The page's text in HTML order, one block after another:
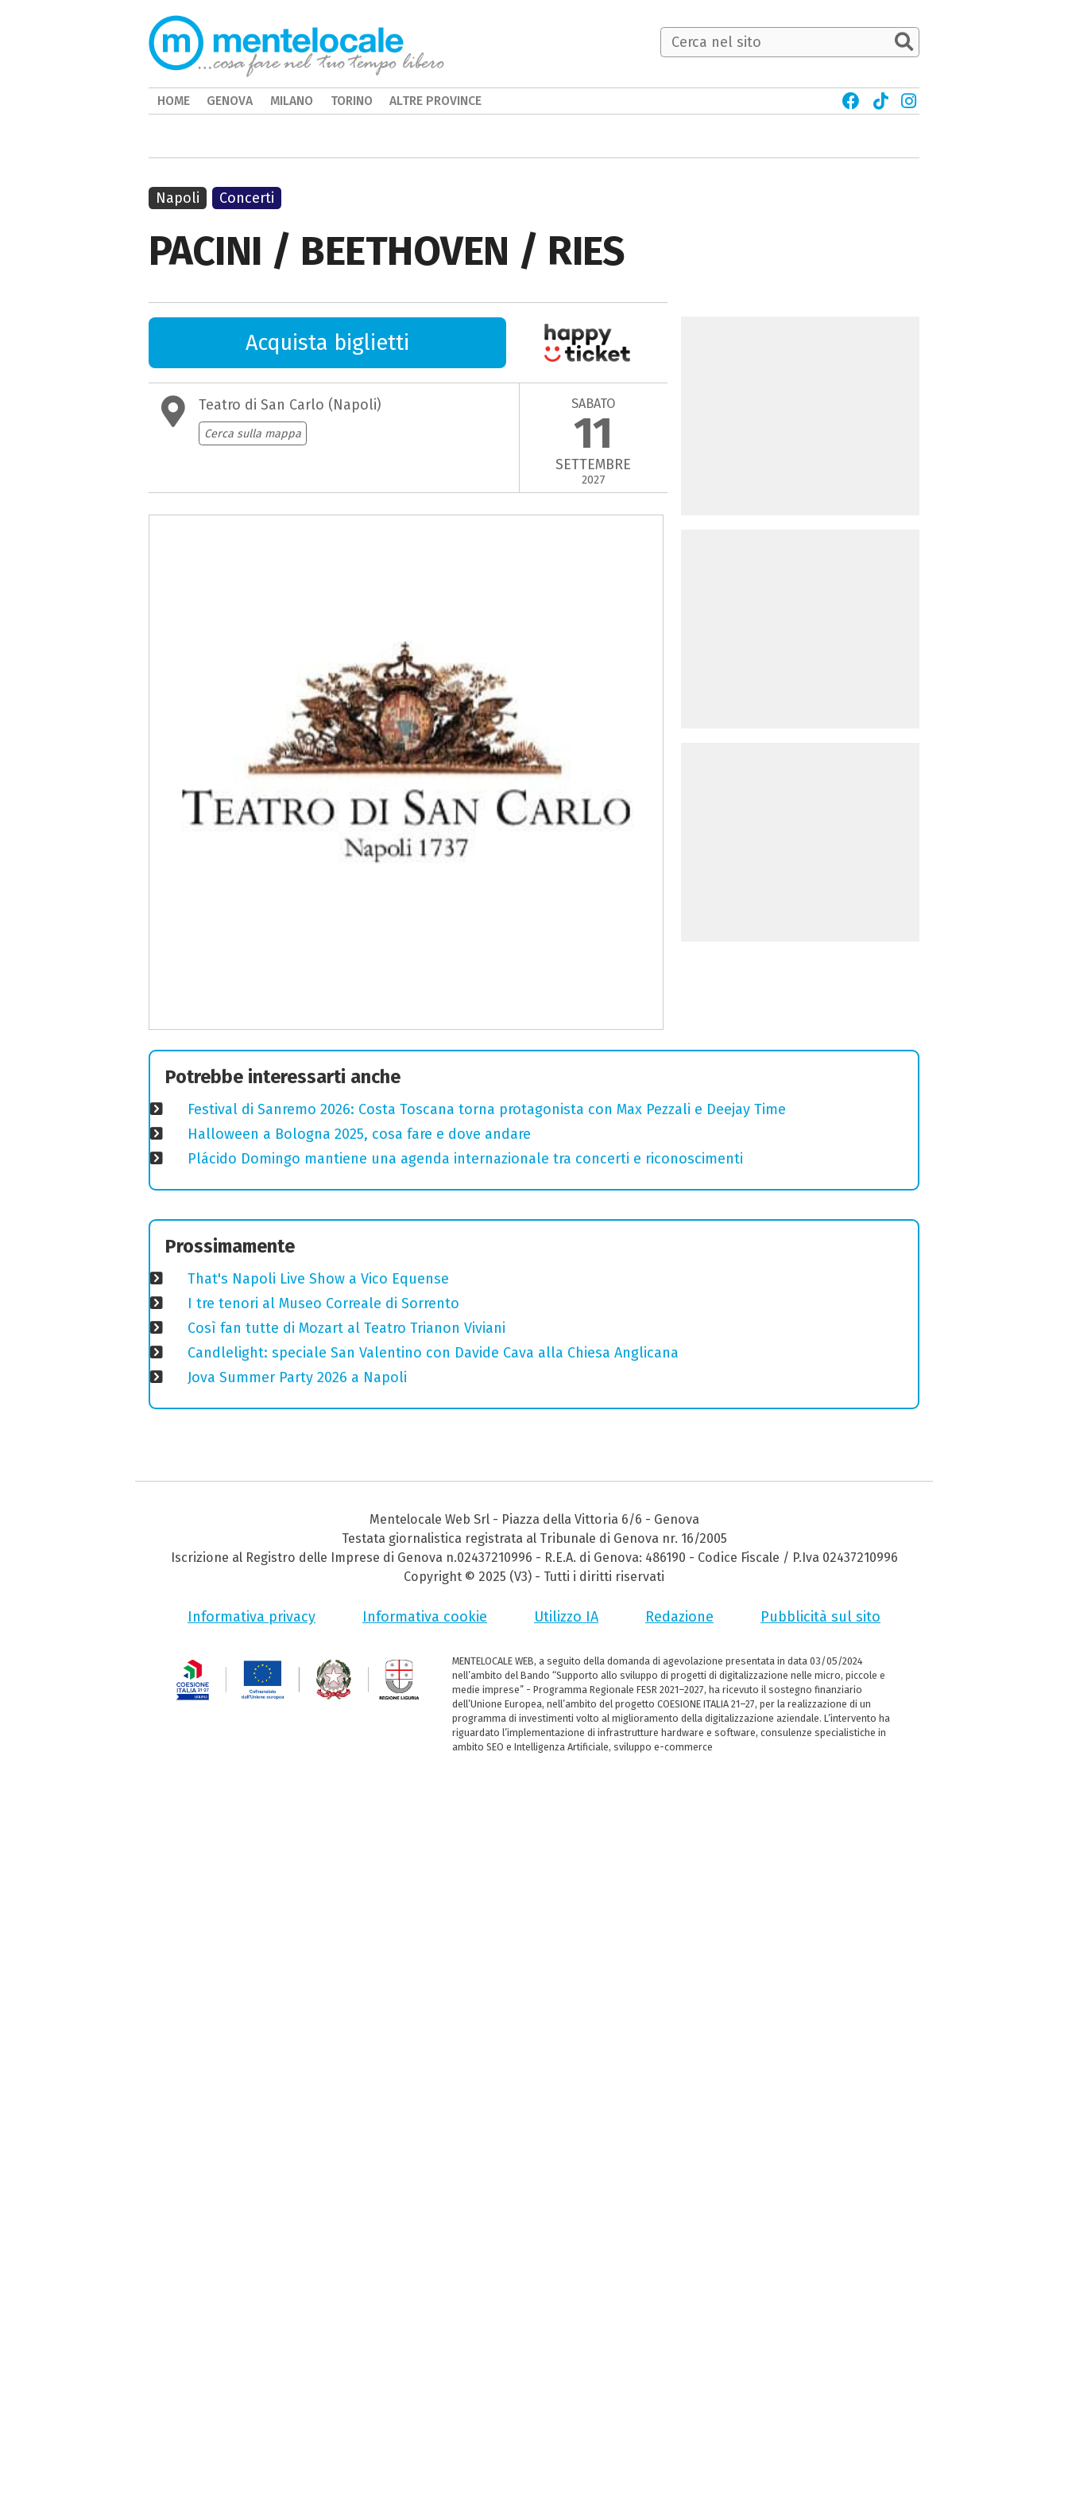
PACINI / BEETHOVEN / RIES
Acquista biglietti
Teatro di San Carlo (Napoli)
Cerca sulla mappa
SABATO
11
SETTEMBRE
2027
Napoli Concerti
Potrebbe interessarti anche
Festival di Sanremo 2026: Costa Toscana torna protagonista con Max Pezzali e Deejay Time
Halloween a Bologna 2025, cosa fare e dove andare
Plácido Domingo mantiene una agenda internazionale tra concerti e riconoscimenti
Prossimamente
That's Napoli Live Show a Vico Equense
I tre tenori al Museo Correale di Sorrento
Così fan tutte di Mozart al Teatro Trianon Viviani
Candlelight: speciale San Valentino con Davide Cava alla Chiesa Anglicana
Jova Summer Party 2026 a Napoli
HOME GENOVA MILANO TORINO ALTRE PROVINCE
Mentelocale Web Srl - Piazza della Vittoria 6/6 - Genova
Testata giornalistica registrata al Tribunale di Genova nr. 16/2005
Iscrizione al Registro delle Imprese di Genova n.02437210996 - R.E.A. di Genova: 486190 - Codice Fiscale / P.Iva 02437210996
Copyright © 2025 (V3) - Tutti i diritti riservati
Informativa privacy Informativa cookie Utilizzo IA Redazione Pubblicità sul sito
MENTELOCALE WEB, a seguito della domanda di agevolazione presentata in data 03/05/2024
nell’ambito del Bando “Supporto allo sviluppo di progetti di digitalizzazione nelle micro, piccole e
medie imprese” - Programma Regionale FESR 2021–2027, ha ricevuto il sostegno finanziario
dell’Unione Europea, nell’ambito del progetto COESIONE ITALIA 21–27, per la realizzazione di un
programma di investimenti volto al miglioramento della digitalizzazione aziendale. L’intervento ha
riguardato l’implementazione di infrastrutture hardware e software, consulenze specialistiche in
ambito SEO e Intelligenza Artificiale, sviluppo e-commerce